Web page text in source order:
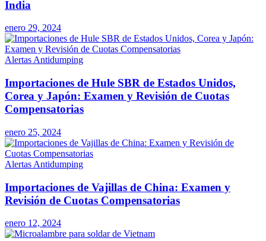
India
enero 29, 2024
Alertas Antidumping
Importaciones de Hule SBR de Estados Unidos,
Corea y Japón: Examen y Revisión de Cuotas
Compensatorias
enero 25, 2024
Alertas Antidumping
Importaciones de Vajillas de China: Examen y
Revisión de Cuotas Compensatorias
enero 12, 2024